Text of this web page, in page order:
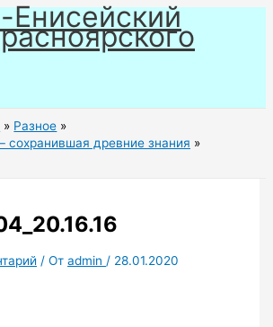
Енисейский
Разное
сохранившая древние знания
/ Отadmin / 28.01.2020